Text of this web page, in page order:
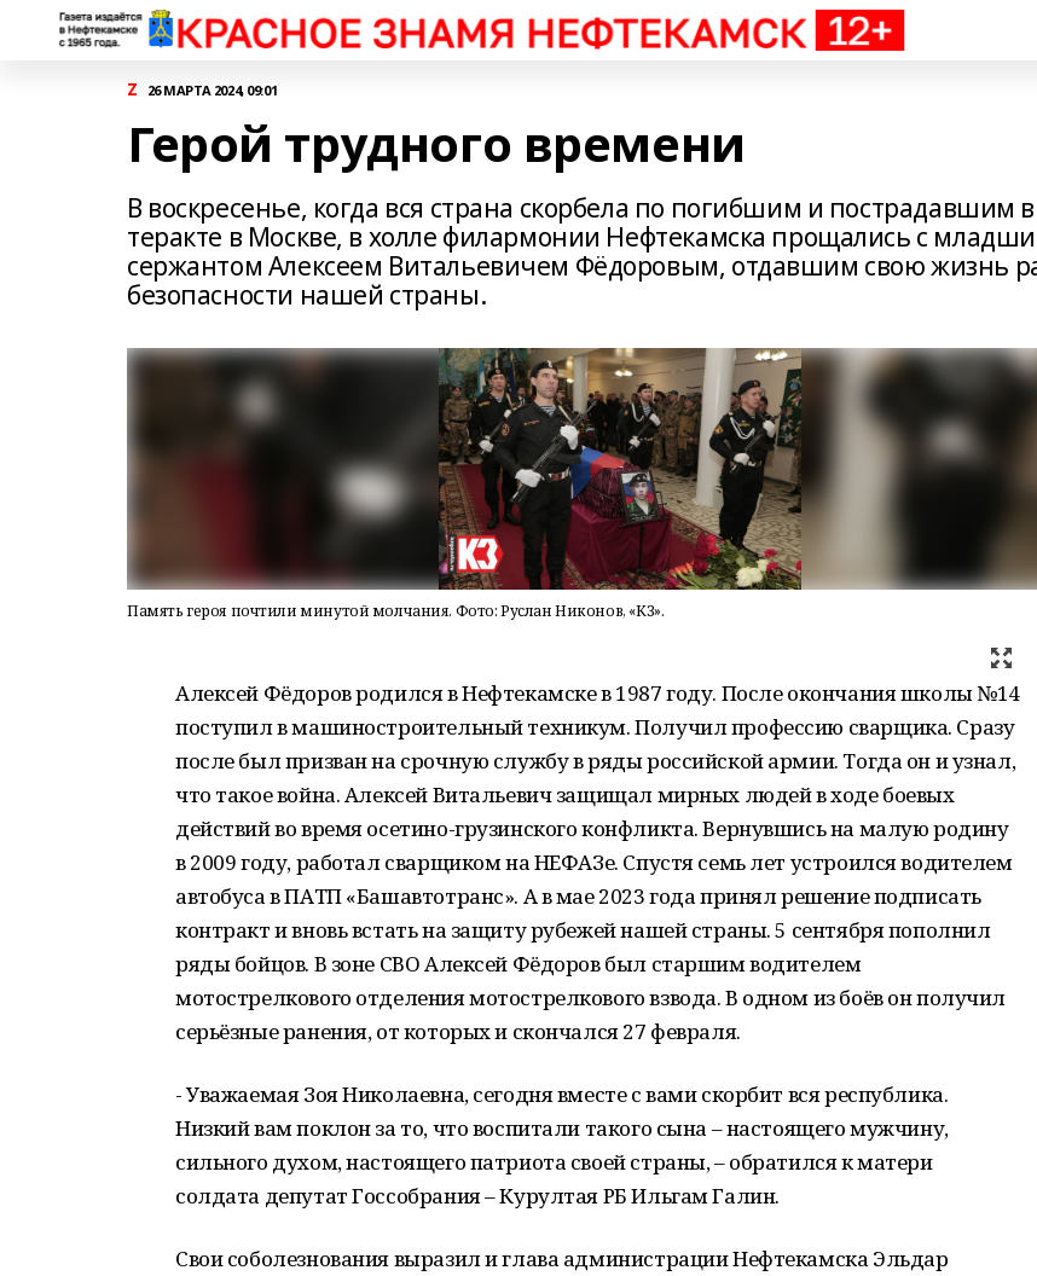
Z 26 МАРТА 2024, 09:01
Герой трудного времени
В воскресенье, когда вся страна скорбела по погибшим и пострадавшим в
теракте в Москве, в холле филармонии Нефтекамска прощались с
сержантом Алексеем Витальевичем Фёдоровым, отдавшим свою жизнь
безопасности нашей страны.
Память героя почтили минутой молчания. Фото: Руслан Никонов, «КЗ».
Алексей Фёдоров родился в Нефтекамске в 1987 году. После окончания школы №14
поступил в машиностроительный техникум. Получил профессию сварщика. Сразу
после был призван на срочную службу в ряды российской армии. Тогда он и узнал,
что такое война. Алексей Витальевич защищал мирных людей в ходе боевых
действий во время осетино-грузинского конфликта. Вернувшись на малую родину
в 2009 году, работал сварщиком на НЕФАЗе. Спустя семь лет устроился водителем
автобуса в ПАТП «Башавтотранс». А в мае 2023 года принял решение подписать
контракт и вновь встать на защиту рубежей нашей страны. 5 сентября пополнил
ряды бойцов. В зоне СВО Алексей Фёдоров был старшим водителем
мотострелкового отделения мотострелкового взвода. В одном из боёв он получил
серьёзные ранения, от которых и скончался 27 февраля.
- Уважаемая Зоя Николаевна, сегодня вместе с вами скорбит вся республика.
Низкий вам поклон за то, что воспитали такого сына – настоящего мужчину,
сильного духом, настоящего патриота своей страны, – обратился к матери
солдата депутат Госсобрания – Курултая РБ Ильгам Галин.
Свои соболезнования выразил и глава администрации Нефтекамска Эльдар